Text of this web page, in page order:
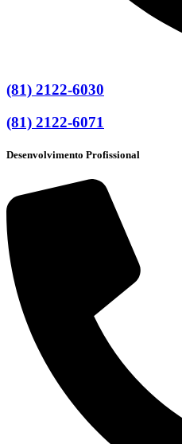
(81) 2122-6030
(81) 2122-6071
Desenvolvimento Profissional